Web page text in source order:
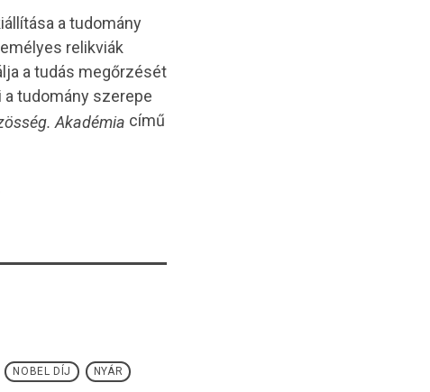
a tudomány
relikviák
a tudás megőrzését
tudomány szerepe
Akadémia című
NOBEL DÍJ NYÁR